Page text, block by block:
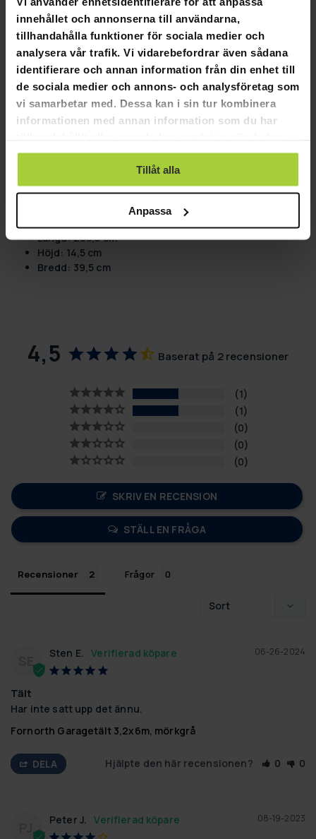
innehållet och annonserna till användarna,
tillhandahålla funktioner för sociala medier och
analysera vår trafik. Vi vidarebefordrar även sådana
identifierare och annan information från din enhet till
de sociala medier och annons- och analysföretag som
vi samarbetar med. Dessa kan i sin tur kombinera
informationen med annan information som du har
använt deras tjänster.
Tillåt alla
Anpassa
Presenningen är utbytbar
Förpackningens mått:
Paket 1:
Vikt: 19,4 kg
Längd: 66,5 cm
Höjd: 16,5 cm
Bredd: 56,5 cm
Bredd: 39,5 cm
Längd: 208,5 cm
Höjd: 14,5 cm
Bredd: 39,5 cm
4,5 Baserat på 2 recensioner
1
1
0
0
0
SKRIV EN RECENSION
STÄLL EN FRÅGA
Recensioner Frågor
06-26-2024
Sten E.
Tält
Har inte satt upp det ännu.
Fornorth Garagetält 3,2x6m, mörkgrå
DELA Hjälpte den här recensionen? 0 0
08-19-2023
Peter J.